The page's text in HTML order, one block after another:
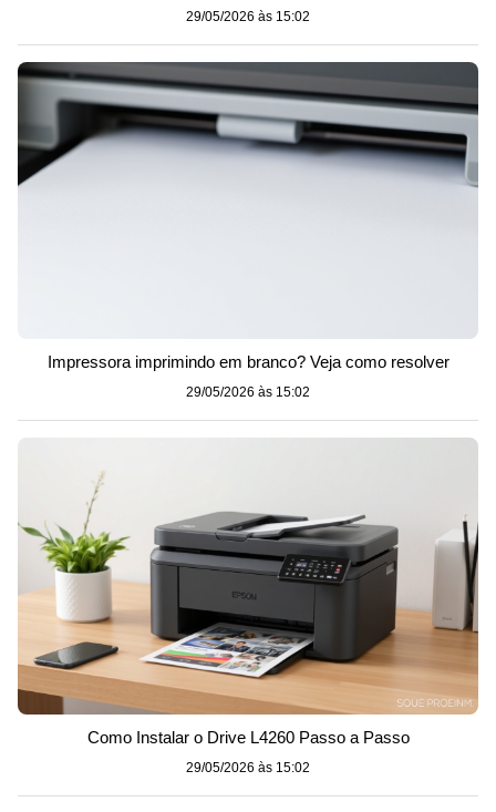
29/05/2026 às 15:02
Impressora imprimindo em branco? Veja como resolver
29/05/2026 às 15:02
Como Instalar o Drive L4260 Passo a Passo
29/05/2026 às 15:02